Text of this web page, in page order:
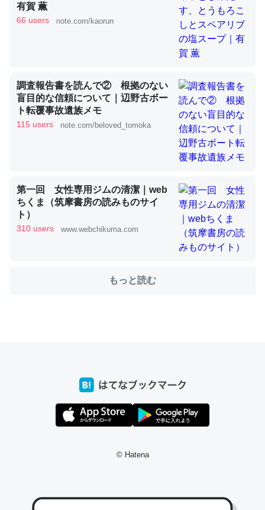
これを元に考えるとカルシウムを大量に使う脊椎動物と貝
類は苦労してるんだな…。腹足類だと殻を無くしてナメク
ウチもEchoを実家に置いて４年。でたまに覗いてる。ぼ
ちぼちRingも置こうかと画策中。あと、Googleマップで
これ見て生きてるなって分かる。
─たまにLINEするくらいだった遠方の父67歳と僕。ITツール導入で
コミュニケーションが劇的に変化した｜tayorini by LIFULL介護
たいなのでネット環境作ったけどAlexaしか使わないので
有賀 薫
66 users note.com/kaorun
調査報告書を読んで② 根拠のない
盲目的な信頼について｜辺野古ボー
ト転覆事故遺族メモ
115 users note.com/beloved_tomoka
第一回 女性専用ジムの清潔｜web
ちくま（筑摩書房の読みものサイ
ト）
310 users www.webchikuma.com
もっと読む
© Hatena